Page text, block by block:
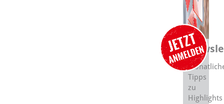
Tipps
zu
Highlights